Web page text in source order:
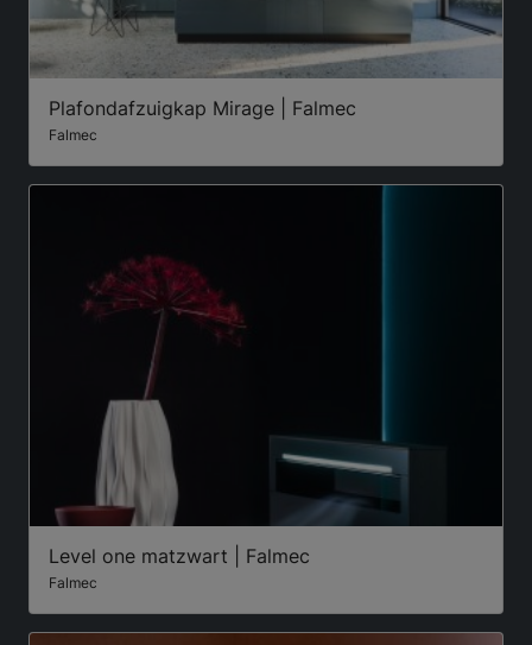
Plafondafzuigkap Mirage | Falmec
Falmec
Level one matzwart | Falmec
Falmec